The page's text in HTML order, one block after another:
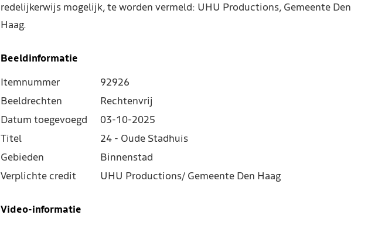
redelijkerwijs mogelijk, te worden vermeld: UHU Productions, Gemeente Den
Haag.
Beeldinformatie
Itemnummer
92926
Beeldrechten
Rechtenvrij
Datum toegevoegd
03-10-2025
Titel
24 - Oude Stadhuis
Gebieden
Binnenstad
Verplichte credit
UHU Productions/ Gemeente Den Haag
Video-informatie